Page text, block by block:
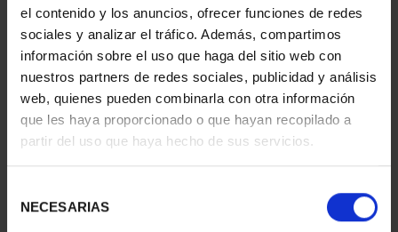
el contenido y los anuncios, ofrecer funciones de redes
sociales y analizar el tráfico. Además, compartimos
información sobre el uso que haga del sitio web con
nuestros partners de redes sociales, publicidad y análisis
web, quienes pueden combinarla con otra información
que les haya proporcionado o que hayan recopilado a
partir del uso que haya hecho de sus servicios.
NECESARIAS
73,00 €